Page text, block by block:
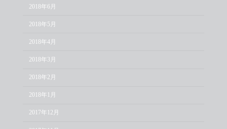
2018年6月
2018年5月
2018年4月
2018年3月
2018年2月
2018年1月
2017年12月